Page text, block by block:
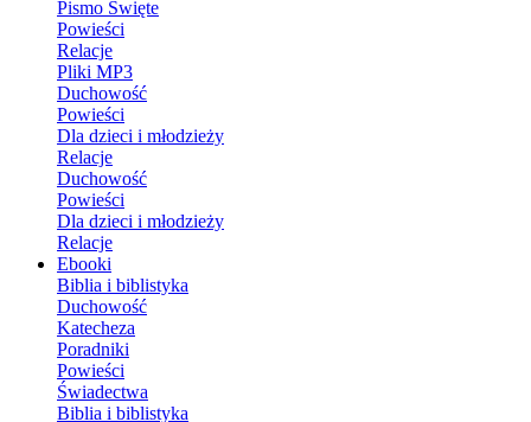
Pismo Święte
Powieści
Relacje
Pliki MP3
Duchowość
Powieści
Dla dzieci i młodzieży
Relacje
Duchowość
Powieści
Dla dzieci i młodzieży
Relacje
Ebooki
Biblia i biblistyka
Duchowość
Katecheza
Poradniki
Powieści
Świadectwa
Biblia i biblistyka